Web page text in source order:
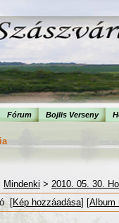
Fórum Bojlis Verseny
Mindenki > 2010. 05. 30.
[Kép hozzáadása] [Album